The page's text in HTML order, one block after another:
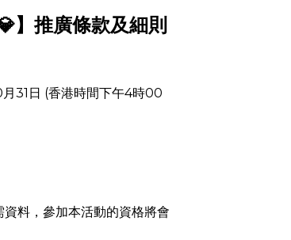
】推廣條款及細則
31日 (香港時間下午4時00
料，參加本活動的資格將會